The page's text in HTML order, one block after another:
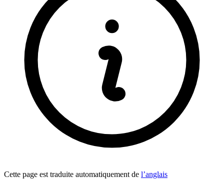
Cette page est traduite automa­tique­ment de l’anglais